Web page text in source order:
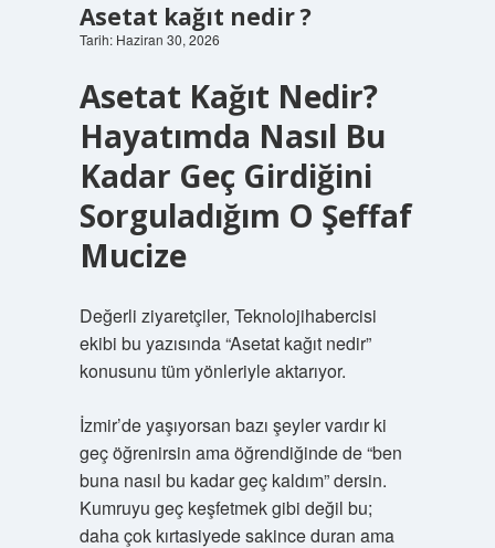
Asetat kağıt nedir ?
Tarih: Haziran 30, 2026
Asetat Kağıt Nedir?
Hayatımda Nasıl Bu
Kadar Geç Girdiğini
Sorguladığım O Şeffaf
Mucize
Değerli ziyaretçiler, Teknolojihabercisi
ekibi bu yazısında “Asetat kağıt nedir”
konusunu tüm yönleriyle aktarıyor.
İzmir’de yaşıyorsan bazı şeyler vardır ki
geç öğrenirsin ama öğrendiğinde de “ben
buna nasıl bu kadar geç kaldım” dersin.
Kumruyu geç keşfetmek gibi değil bu;
daha çok kırtasiyede sakince duran ama